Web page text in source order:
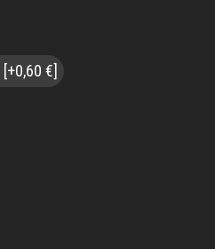
[+0,60 €]